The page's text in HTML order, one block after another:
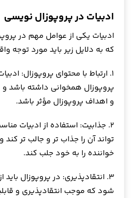
ادبیات در پروپوزال نویسی
ادبیات یکی از عوامل مهم در
که به دلایل زیر باید مورد توجه
۱. ارتباط با محتوای پروپوزال:
پروپوزال همخوانی داشته باشد و
و اهداف پروپوزال مؤثر باشد.
۲. جذابیت: استفاده از ادبیات
تواند آن را جذاب تر و جالب تر کند
خواننده را به خود جلب کند.
۳. انتقادپذیری: در پروپوزال باید
شود که موجب انتقادپذیری و